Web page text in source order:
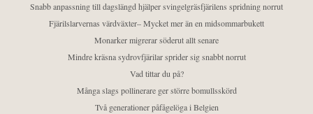
Snabb anpassning till dagslängd hjälper svingelgräsfjärilens spridning norrut
Fjärilslarvernas värdväxter– Mycket mer än en midsommarbukett
Monarker migrerar söderut allt senare
Mindre kräsna sydrovfjärilar sprider sig snabbt norrut
Vad tittar du på?
Många slags pollinerare ger större bomullsskörd
Två generationer påfågelöga i Belgien